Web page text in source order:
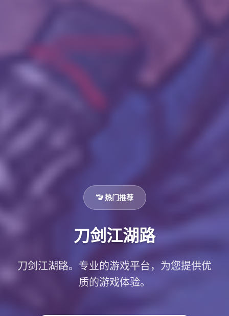
🚾 热门推荐
刀剑江湖路
刀剑江湖路。专业的游戏平台，为您提供优
质的游戏体验。